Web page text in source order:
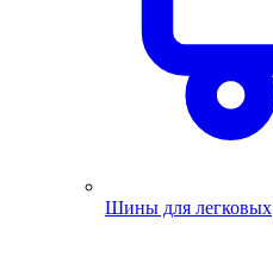
Шины для легковых